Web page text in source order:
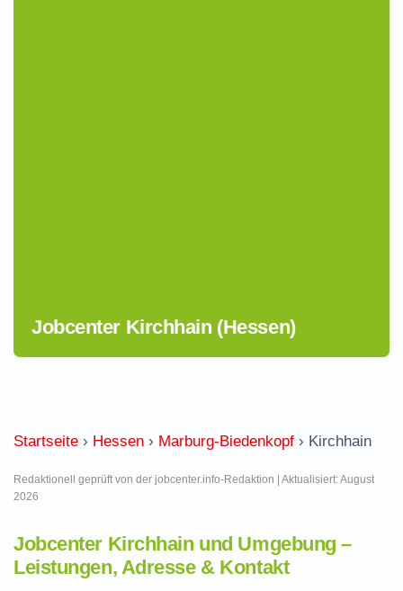
Jobcenter Kirchhain (Hessen)
Startseite › Hessen › Marburg-Biedenkopf › Kirchhain
Redaktionell geprüft von der jobcenter.info-Redaktion | Aktualisiert: August
2026
Jobcenter Kirchhain und Umgebung –
Leistungen, Adresse & Kontakt